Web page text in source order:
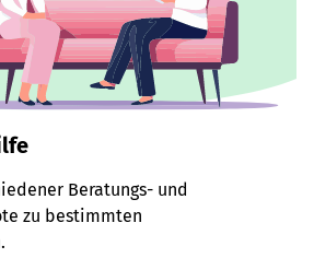
Beratungs- und
zu bestimmten